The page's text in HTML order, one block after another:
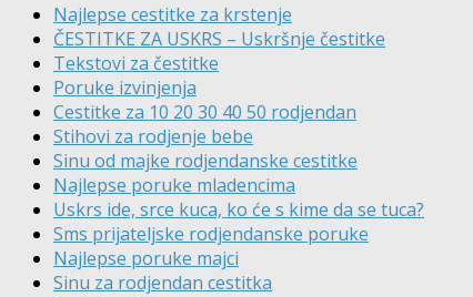
Najlepse cestitke za krstenje
ČESTITKE ZA USKRS – Uskršnje čestitke
Tekstovi za čestitke
Poruke izvinjenja
Cestitke za 10 20 30 40 50 rodjendan
Stihovi za rodjenje bebe
Sinu od majke rodjendanske cestitke
Najlepse poruke mladencima
Uskrs ide, srce kuca, ko će s kime da se tuca?
Sms prijateljske rodjendanske poruke
Najlepse poruke majci
Sinu za rodjendan cestitka